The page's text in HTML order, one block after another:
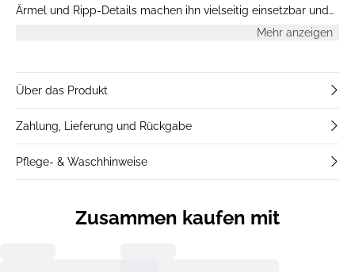
Ärmel und Ripp-Details machen ihn vielseitig einsetzbar und
Mehr anzeigen
Über das Produkt
Zahlung, Lieferung und Rückgabe
Pflege- & Waschhinweise
Zusammen kaufen mit